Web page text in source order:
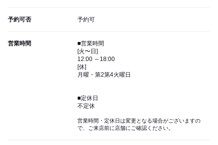
予約可否 予約可
営業時間
■営業時間
[火〜日]
12:00 ～18:00
[休]
月曜・第2第4火曜日
■定休日
不定休
営業時間・定休日は変更となる場合がございますの
で、ご来店前に店舗にご確認ください。